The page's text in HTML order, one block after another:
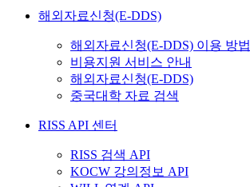
해외자료신청(E-DDS)
해외자료신청(E-DDS) 이용 방법
비용지원 서비스 안내
해외자료신청(E-DDS)
중국대학 자료 검색
RISS API 센터
RISS 검색 API
KOCW 강의정보 API